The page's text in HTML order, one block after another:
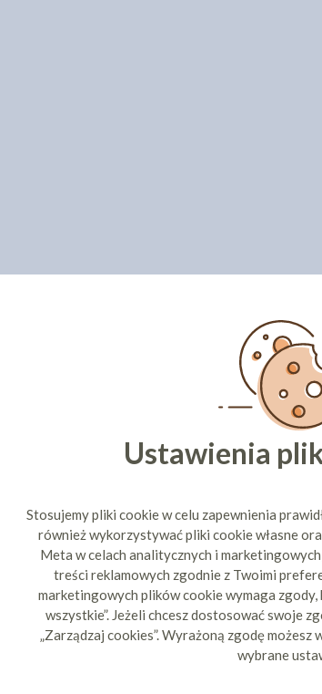
Ustawienia
Stosujemy pliki cookie w celu zapewnienia
również wykorzystywać pliki cookie własne
Meta w celach analitycznych i
treści reklamowych zgodnie z Twoimi
marketingowych plików cookie wymaga
wszystkie”. Jeżeli chcesz dostosować swoje
„Zarządzaj cookies”. Wyrażoną zgodę możesz
wybrane